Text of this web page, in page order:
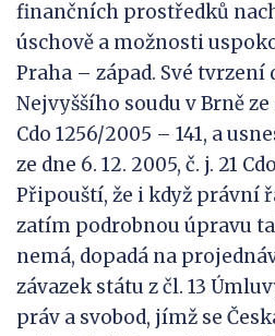
finančních prostředků
úschově a možnosti
Praha – západ. Své
Nejvyššího soudu v Brně ze
Cdo 1256/2005 – 141, a
ze dne 6. 12. 2005, č. j. 21
Připouští, že i když právní
zatím podrobnou úpravu
nemá, dopadá na
závazek státu z čl. 13
práv a svobod, jímž se